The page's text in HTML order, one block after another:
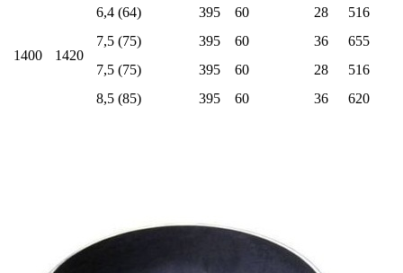
1400 1420
6,4 (64) 395 60 28
516
7,5 (75)
395 60 36
655
7,5 (75)
395 60 28
516
8,5 (85)
395 60 36 620